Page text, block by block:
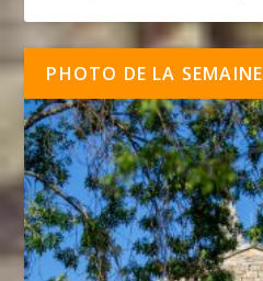
PHOTO DE LA SEMAINE